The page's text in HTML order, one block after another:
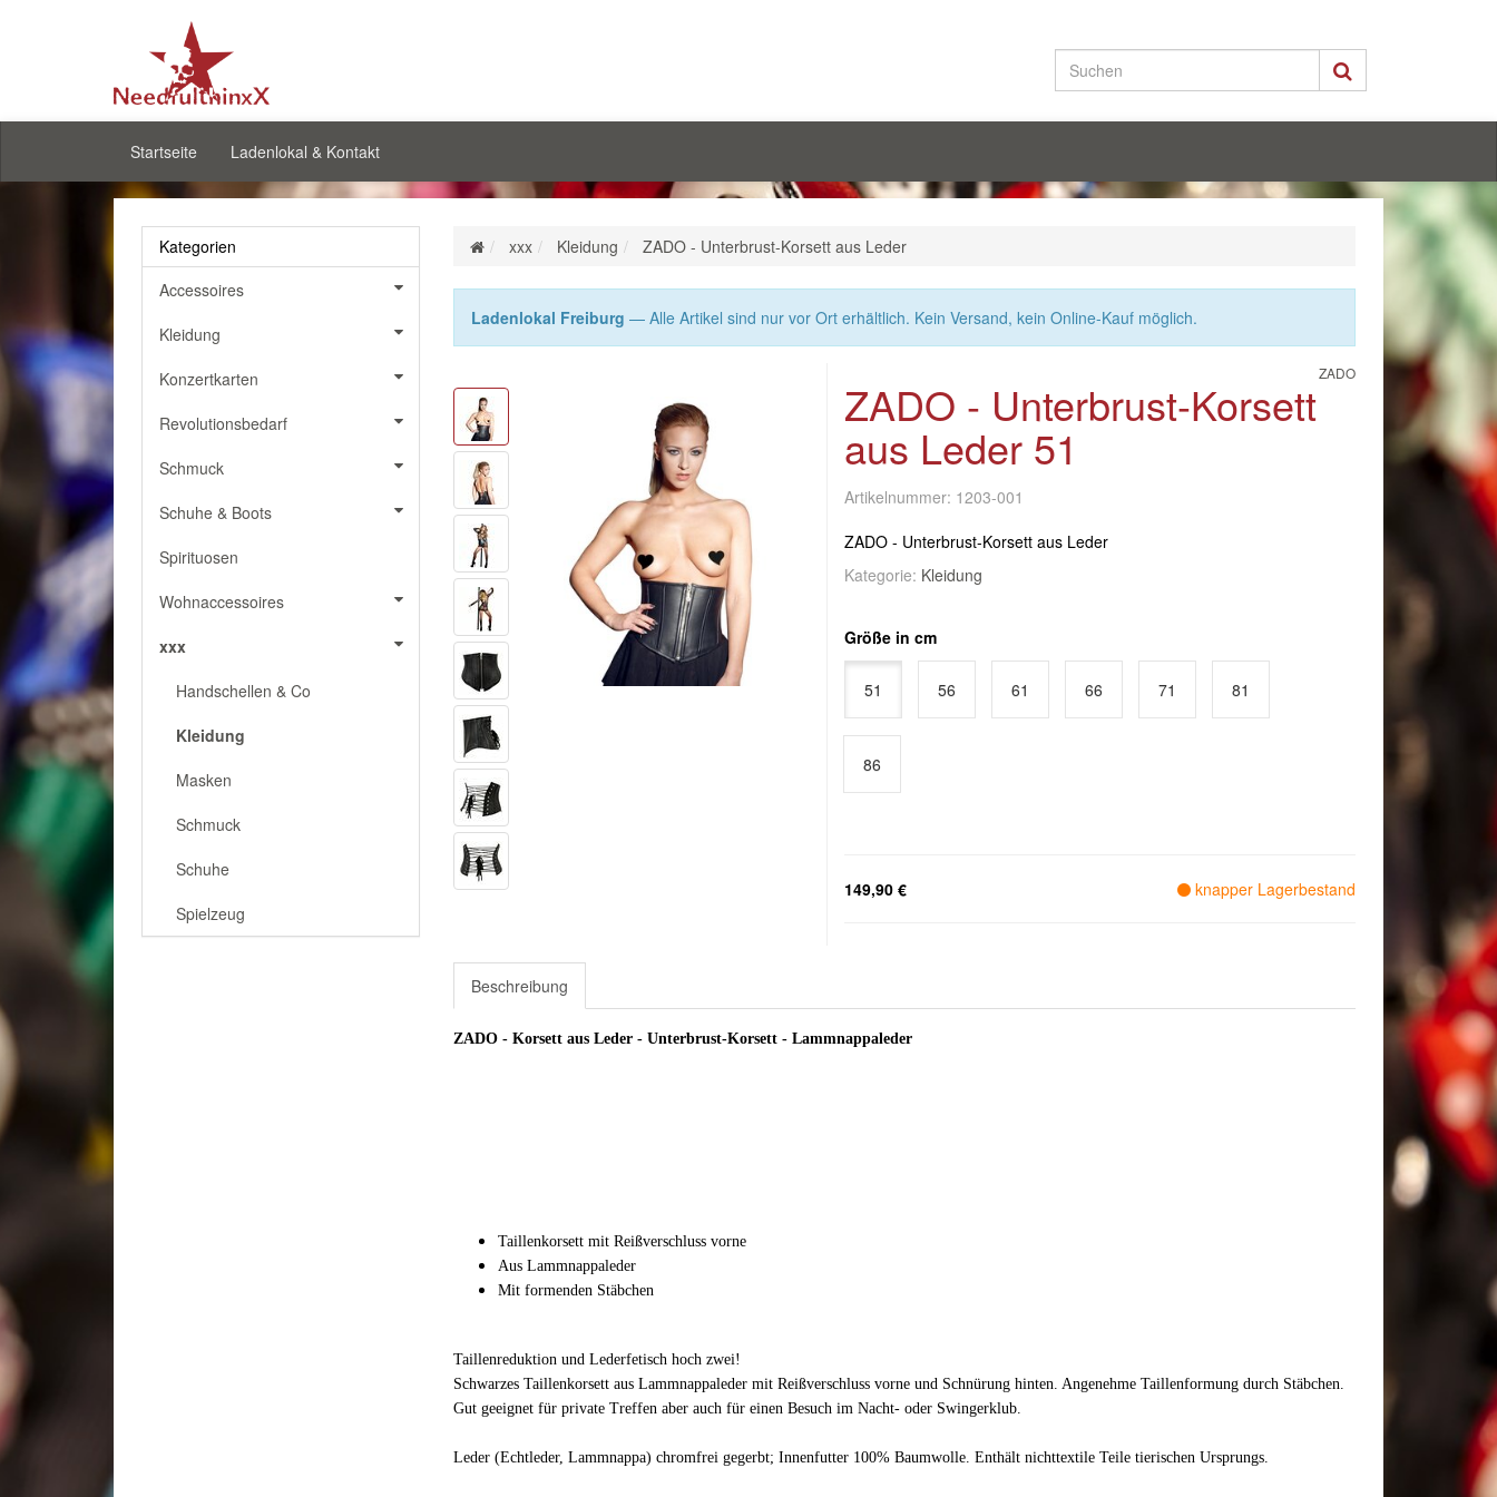
Startseite Ladenlokal & Kontakt
xxx Kleidung ZADO - Unterbrust-Korsett aus Leder
Ladenlokal Freiburg — Alle Artikel sind nur vor Ort erhältlich. Kein Versand, kein Online-Kauf möglich.
ZADO
ZADO - Unterbrust-Korsett
aus Leder 51
Artikelnummer: 1203-001
ZADO - Unterbrust-Korsett aus Leder
Kategorie: Kleidung
Größe in cm
51 56 61 66 71 81
86
149,90 € knapper Lagerbestand
Beschreibung
ZADO - Korsett aus Leder - Unterbrust-Korsett - Lammnappaleder
Taillenkorsett mit Reißverschluss vorne
Aus Lammnappaleder
Mit formenden Stäbchen
Taillenreduktion und Lederfetisch hoch zwei!
Schwarzes Taillenkorsett aus Lammnappaleder mit Reißverschluss vorne und Schnürung hinten. Angenehme Taillenformung durch Stäbchen.
Gut geeignet für private Treffen aber auch für einen Besuch im Nacht- oder Swingerklub.
Leder (Echtleder, Lammnappa) chromfrei gegerbt; Innenfutter 100% Baumwolle. Enthält nichttextile Teile tierischen Ursprungs.
Kategorien
Accessoires
Kleidung
Konzertkarten
Revolutionsbedarf
Schmuck
Schuhe & Boots
Spirituosen
Wohnaccessoires
xxx
Handschellen & Co
Kleidung
Masken
Schmuck
Schuhe
Spielzeug